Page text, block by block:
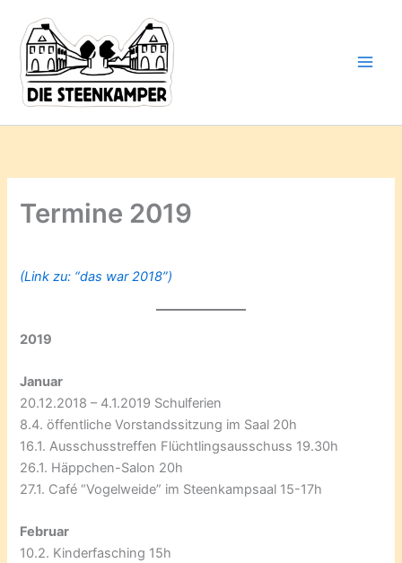
Inhalt
springen
Termine 2019
(Link zu: “das war 2018”)
2019
Januar
20.12.2018 – 4.1.2019 Schulferien
8.4. öffentliche Vorstandssitzung im Saal 20h
16.1. Ausschusstreffen Flüchtlingsausschuss 19.30h
26.1. Häppchen-Salon 20h
27.1. Café “Vogelweide” im Steenkampsaal 15-17h
Februar
10.2. Kinderfasching 15h
deine
Mail-
Adresse
ein ...